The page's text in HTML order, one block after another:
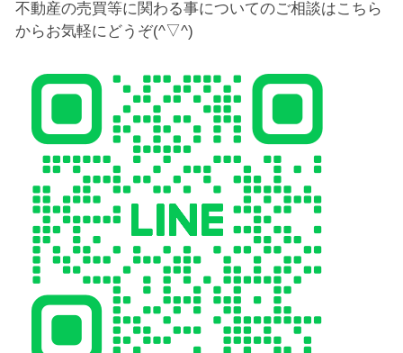
不動産の売買等に関わる事についてのご相談はこちら
からお気軽にどうぞ(^▽^)